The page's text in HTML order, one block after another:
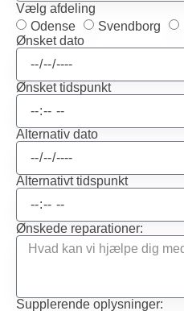
Vælg afdeling
Odense
Svendborg
Ønsket dato
Ønsket tidspunkt
Alternativ dato
Alternativt tidspunkt
Ønskede reparationer:
Supplerende oplysninger: